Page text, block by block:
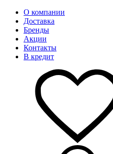
О компании
Доставка
Бренды
Акции
Контакты
В кредит